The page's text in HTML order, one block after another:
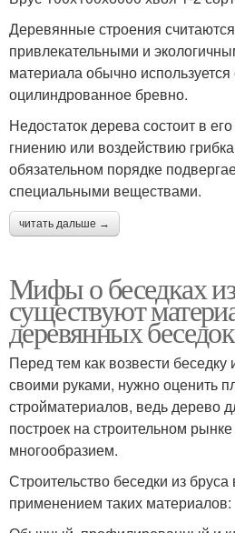
Деревянные строения
привлекательными и
материала обычно
оцилиндрованное бревно.
Недостаток дерева состоит в
гниению или воздействию
обязательном порядке
специальными веществами.
читать дальше →
Мифы о беседках
существуют
деревянных беседок
Перед тем как возвести беседку
своими руками, нужно оценить
стройматериалов, ведь дерево
построек на строительном
многообразием.
Строительство беседки из
применением таких материалов: